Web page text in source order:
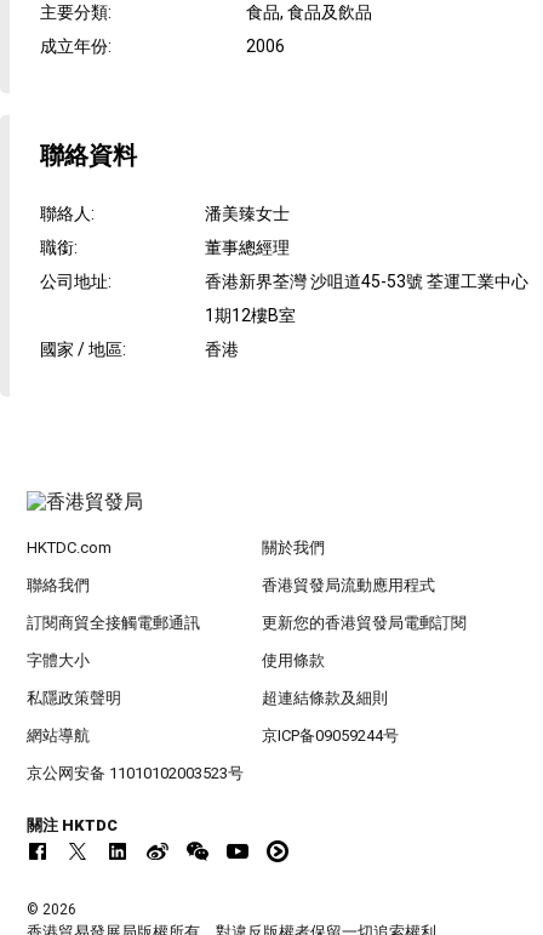
主要分類:
食品, 食品及飲品
成立年份: 2006
聯絡資料
聯絡人:
潘美臻女士
職銜:
董事總經理
公司地址:
香港新界荃灣 沙咀道45-53號 荃運工業中心
1期12樓B室
國家 / 地區: 香港
HKTDC.com 關於我們
聯絡我們 香港貿發局流動應用程式
訂閱商貿全接觸電郵通訊 更新您的香港貿發局電郵訂閱
字體大小 使用條款
私隱政策聲明 超連結條款及細則
網站導航 京ICP备09059244号
京公网安备 11010102003523号
關注 HKTDC
© 2026